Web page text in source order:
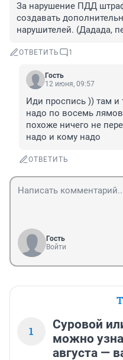
За нарушение ПДД
создавать
нарушителей. (Дадада,
ОТВЕТИТЬ 1
Гость
12 июня, 09:57
Иди проспись )) там и
надо по восемь
похоже ничего не
надо и кому надо
ОТВЕТИТЬ
Гость
Войти
1
Суровой
можно
августа —